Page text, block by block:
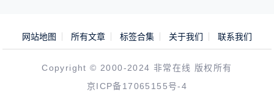
网站地图 所有文章 标签合集 关于我们 联系我们
Copyright © 2000-2024 非常在线 版权所有
京ICP备17065155号-4